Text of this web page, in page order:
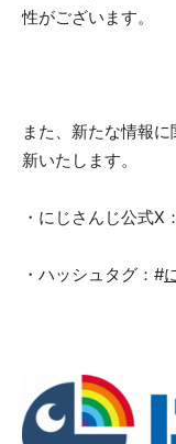
性がございます。
また、新たな情報
新いたします。
・にじさんじ公式X：
・ハッシュタグ：#